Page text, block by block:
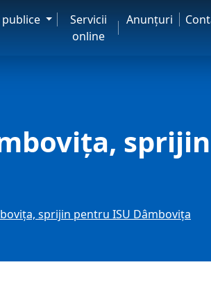
Servicii
online
Anunţuri
sprijin pentru ISU Dâmbovița